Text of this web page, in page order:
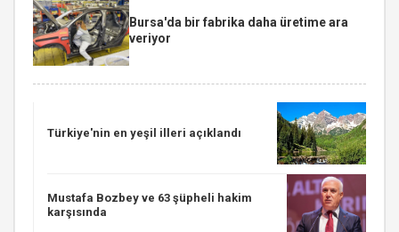
Bursa'da bir fabrika daha üretime ara
veriyor
Türkiye'nin en yeşil illeri açıklandı
Mustafa Bozbey ve 63 şüpheli hakim
karşısında